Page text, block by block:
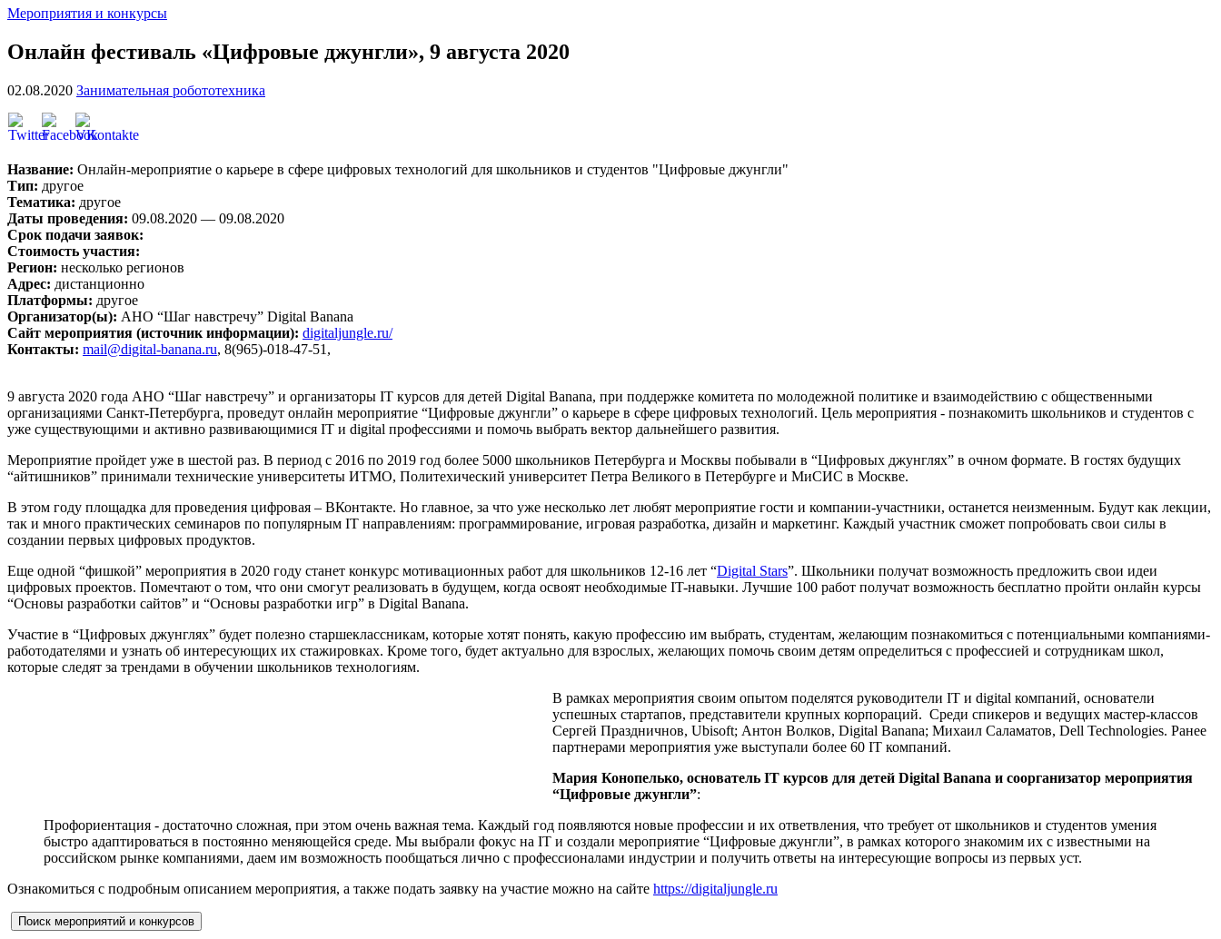
Мероприятия и конкурсы
Онлайн фестиваль «Цифровые джунгли», 9 августа 2020
02.08.2020 Занимательная робототехника
Название: Онлайн-мероприятие о карьере в сфере цифровых технологий для школьников и студентов "Цифровые джунгли"
Тип: другое
Тематика: другое
Даты проведения: 09.08.2020 — 09.08.2020
Срок подачи заявок:
Стоимость участия:
Регион: несколько регионов
Адрес: дистанционно
Платформы: другое
Организатор(ы): АНО “Шаг навстречу” Digital Banana
Сайт мероприятия (источник информации): digitaljungle.ru/
Контакты: mail@digital-banana.ru, 8(965)-018-47-51,
9 августа 2020 года АНО “Шаг навстречу” и организаторы IT курсов для детей Digital Banana, при поддержке комитета по молодежной политике и взаимодействию с общественными
организациями Санкт-Петербурга, проведут онлайн мероприятие “Цифровые джунгли” о карьере в сфере цифровых технологий. Цель мероприятия - познакомить школьников и студентов с
уже существующими и активно развивающимися IT и digital профессиями и помочь выбрать вектор дальнейшего развития.
Мероприятие пройдет уже в шестой раз. В период с 2016 по 2019 год более 5000 школьников Петербурга и Москвы побывали в “Цифровых джунглях” в очном формате. В гостях будущих
“айтишников” принимали технические университеты ИТМО, Политехический университет Петра Великого в Петербурге и МиСИС в Москве.
В этом году площадка для проведения цифровая – ВКонтакте. Но главное, за что уже несколько лет любят мероприятие гости и компании-участники, останется неизменным. Будут как лекции,
так и много практических семинаров по популярным IT направлениям: программирование, игровая разработка, дизайн и маркетинг. Каждый участник сможет попробовать свои силы в
создании первых цифровых продуктов.
Еще одной “фишкой” мероприятия в 2020 году станет конкурс мотивационных работ для школьников 12-16 лет “Digital Stars”. Школьники получат возможность предложить свои идеи
цифровых проектов. Помечтают о том, что они смогут реализовать в будущем, когда освоят необходимые IT-навыки. Лучшие 100 работ получат возможность бесплатно пройти онлайн курсы
“Основы разработки сайтов” и “Основы разработки игр” в Digital Banana.
Участие в “Цифровых джунглях” будет полезно старшеклассникам, которые хотят понять, какую профессию им выбрать, студентам, желающим познакомиться с потенциальными компаниями-
работодателями и узнать об интересующих их стажировках. Кроме того, будет актуально для взрослых, желающих помочь своим детям определиться с профессией и сотрудникам школ,
которые следят за трендами в обучении школьников технологиям.
В рамках мероприятия своим опытом поделятся руководители IT и digital компаний, основатели
успешных стартапов, представители крупных корпораций. Среди спикеров и ведущих мастер-классов
Сергей Праздничнов, Ubisoft; Антон Волков, Digital Banana; Михаил Саламатов, Dell Technologies. Ранее
партнерами мероприятия уже выступали более 60 IT компаний.
Мария Конопелько, основатель IT курсов для детей Digital Banana и соорганизатор мероприятия
“Цифровые джунгли”:
Профориентация - достаточно сложная, при этом очень важная тема. Каждый год появляются новые профессии и их ответвления, что требует от школьников и студентов умения
быстро адаптироваться в постоянно меняющейся среде. Мы выбрали фокус на IT и создали мероприятие “Цифровые джунгли”, в рамках которого знакомим их с известными на
российском рынке компаниями, даем им возможность пообщаться лично с профессионалами индустрии и получить ответы на интересующие вопросы из первых уст.
Ознакомиться с подробным описанием мероприятия, а также подать заявку на участие можно на сайте https://digitaljungle.ru